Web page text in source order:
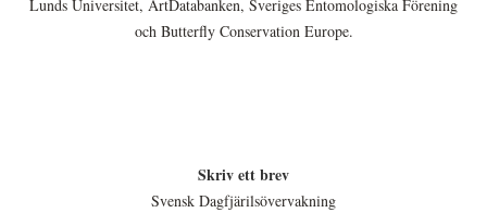
Lunds Universitet, ArtDatabanken, Sveriges Entomologiska Förening
och Butterfly Conservation Europe.
Skriv ett brev
Svensk Dagfjärilsövervakning